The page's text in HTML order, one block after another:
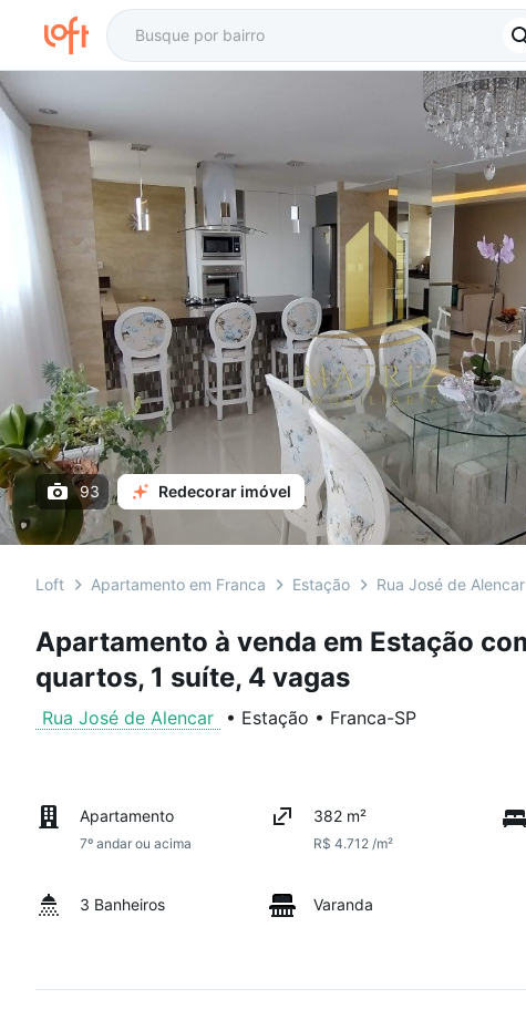
93 Redecorar imóvel
Loft Apartamento em Franca Estação Rua José de Alencar
Apartamento à venda em Estação
quartos, 1 suíte, 4 vagas
Rua José de Alencar • Estação • Franca-SP
Apartamento
7º andar ou acima
382 m²
R$ 4.712 /m²
3 Banheiros Varanda